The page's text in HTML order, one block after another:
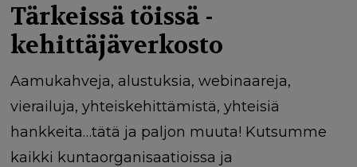
Tärkeissä töissä -
kehittäjäverkosto
Aamukahveja, alustuksia, webinaareja,
vierailuja, yhteiskehittämistä, yhteisiä
hankkeita…tätä ja paljon muuta! Kutsumme
kaikki kuntaorganisaatioissa ja